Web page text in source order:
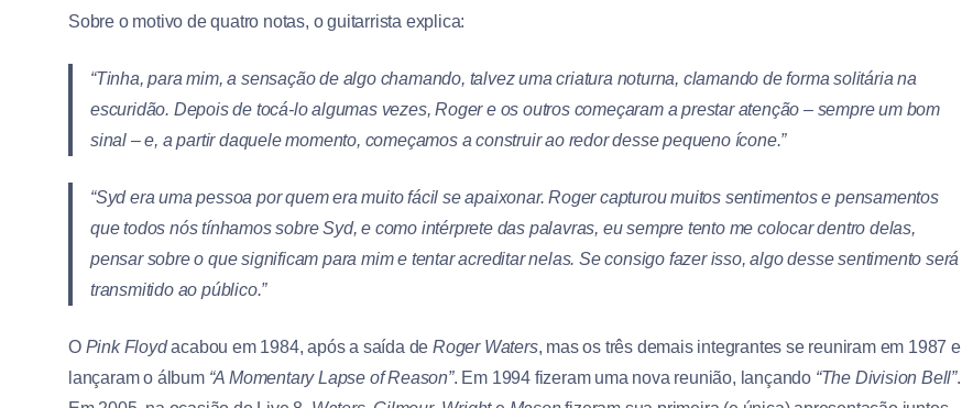
Sobre o motivo de quatro notas, o guitarrista explica:
“Tinha, para mim, a sensação de algo chamando, talvez uma criatura noturna, clamando de forma solitária na
escuridão. Depois de tocá-lo algumas vezes, Roger e os outros começaram a prestar atenção – sempre um bom
sinal – e, a partir daquele momento, começamos a construir ao redor desse pequeno ícone.”
“Syd era uma pessoa por quem era muito fácil se apaixonar. Roger capturou muitos sentimentos e pensamentos
que todos nós tínhamos sobre Syd, e como intérprete das palavras, eu sempre tento me colocar dentro delas,
pensar sobre o que significam para mim e tentar acreditar nelas. Se consigo fazer isso, algo desse sentimento será
transmitido ao público.”
O Pink Floydacabou em 1984, após a saída deRoger Waters, mas os três demais integrantes se reuniram em 1987 e
lançaram o álbum “A Momentary Lapse of Reason”. Em 1994 fizeram uma nova reunião, lançando “The Division Bell”.